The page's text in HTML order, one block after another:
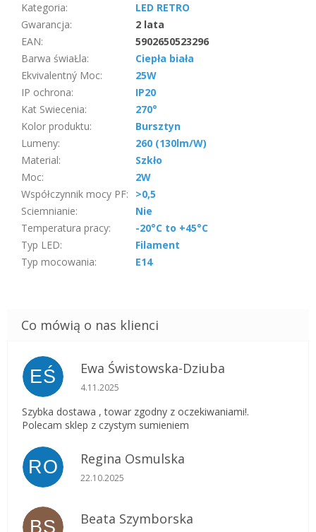
Kategoria:
LED RETRO
Gwarancja:
2 lata
EAN:
5902650523296
Barwa świaŁla:
Ciepła biała
Ekvivalentný Moc:
25W
IP ochrona:
IP20
Kat Swiecenia:
270°
Kolor produktu:
Bursztyn
Lumeny:
260 (130lm/W)
Material:
Szkło
Moc:
2W
Współczynnik mocy PF:
>0,5
Sciemnianie:
Nie
Temperatura pracy:
-20°C to +45°C
Typ LED:
Filament
Typ mocowania: E14
EŚ Ewa Świstowska-Dziuba
Ocena sklepu to 5 na 5 gwiazdek.
4.11.2025
Szybka dostawa , towar zgodny z oczekiwaniami!.
Polecam sklep z czystym sumieniem
RO Regina Osmulska
Ocena sklepu to 5 na 5 gwiazdek.
22.10.2025
BS Beata Szymborska